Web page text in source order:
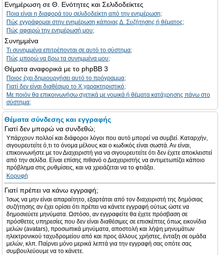
Ενημέρωση σε Θ. Ενότητες και Σελιδοδείκτες
Ποια είναι η διαφορά του σελιδοδείκτη από την ενημέρωση;
Πώς εγγράφομαι στην ενημέρωση κάποιας Δ. Συζήτησης ή θέματος;
Πώς αφαιρώ την ενημέρωσή μου;
Συνημμένα
Τι συνημμένα επιτρέπονται σε αυτό το σύστημα;
Πώς μπορώ να βρω τα συνημμένα μου;
Θέματα αναφορικά με το phpBB 3
Ποιος έχει δημιουργήσει αυτό το πρόγραμμα;
Γιατί δεν είναι διαθέσιμο το Χ χαρακτηριστικό;
Με ποιόν θα επικοινωνήσω σχετικά με νομικά ή θέματα κατάχρησης πάνω στο
σύστημα;
Θέματα σύνδεσης και εγγραφής
Γιατί δεν μπορώ να συνδεθώ;
Υπάρχουν πολλοί και διάφοροι λόγοι που αυτό μπορεί να συμβεί. Καταρχήν,
σιγουρευτείτε ό,τι το όνομα μέλους και ο κωδικός είναι σωστά. Αν είναι,
επικοινωνήστε με τον Διαχειριστή για να σιγουρευτείτε ότι δεν έχετε αποκλειστεί
από την σελίδα. Είναι επίσης πιθανό ο Διαχειριστής να αντιμετωπίζει κάποιο
πρόβλημα στις ρυθμίσεις, και να χρειάζεται να το φτιάξει.
Κορυφή
Γιατί πρέπει να κάνω εγγραφή;
Ίσως να μην είναι απαραίτητο, εξαρτάται από τον διαχειριστή της δημόσιας
συζήτησης αν έχει ορίσει ότι πρέπει να κάνετε εγγραφή ούτως ώστε να
δημοσιεύετε μηνύματα. Ωστόσο, αν εγγραφείτε θα έχετε πρόσβαση σε
πρόσθετες υπηρεσίες που δεν είναι διαθέσιμες σε επισκέπτες όπως εικονίδια
μελών (avatars), προσωπικά μηνύματα, αποστολή και λήψη μηνυμάτων
ηλεκτρονικού ταχυδρομείου από και προς άλλους χρήστες, ένταξη σε ομάδα
μελών, κλπ. Παίρνει μόνο μερικά λεπτά για την εγγραφή σας οπότε σας
συμβουλεύουμε να το κάνετε.